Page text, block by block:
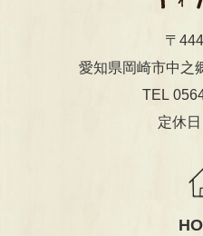
〒
愛知県岡崎市中之
TEL
定休日